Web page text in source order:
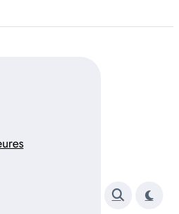
portugais